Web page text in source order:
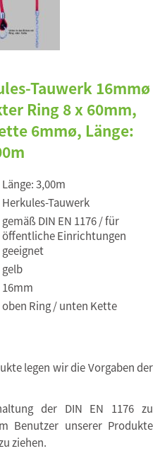
Tauwerk 16mmø
Ring 8 x 60mm,
6mmø, Länge:
Länge: 3,00m
Herkules-Tauwerk
gemäß DIN EN 1176 / für
öffentliche Einrichtungen
geeignet
gelb
16mm
oben Ring / unten Kette
legen wir die Vorgaben der
der DIN EN 1176 zu
Benutzer unserer Produkte
ziehen.